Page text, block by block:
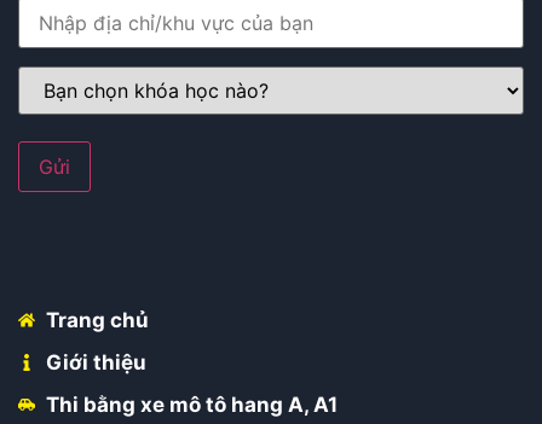
Trang chủ
Giới thiệu
Thi bằng xe mô tô hang A, A1